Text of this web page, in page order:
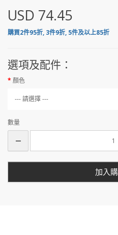
USD 74.45
購買2件95折, 3件9折, 5件及以上85折
選項及配件：
顏色
--- 請選擇 ---
數量
加入